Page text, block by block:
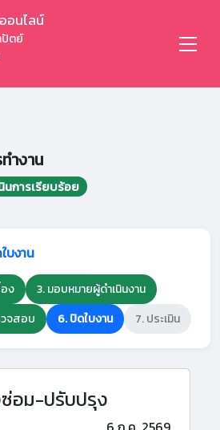
อนไลน์
ปัตย์
ำงาน
นการเรียบร้อย
บงาน
ง
3. มอบหมายผู้ดำเนินงาน
จสอบ 6. ปิดใบงาน 7. ประเมิน
อม-ปรับปรุง